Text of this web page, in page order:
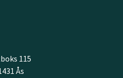
115
Ås